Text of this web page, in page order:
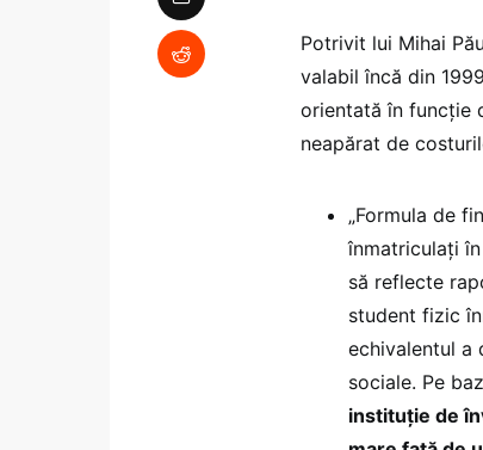
Potrivit lui Mihai
valabil încă din
orientată în funcție
neapărat de
„Formula de
înmatriculați
să reflecte
student fizic
echivalentul a
sociale. Pe
instituție de